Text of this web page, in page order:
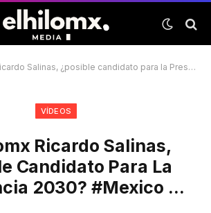
Salinas, ¿posible candidato para la Presidencia 2030? #mexico …
VÍDEOS
Ricardo Salinas,
Candidato Para La
2030? #mexico …